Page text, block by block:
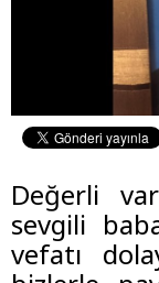
Değerli
sevgili
vefatı